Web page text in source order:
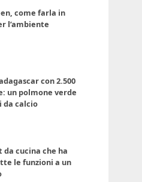
come farla in
l’ambiente
con 2.500
un polmone verde
da calcio
cucina che ha
le funzioni a un